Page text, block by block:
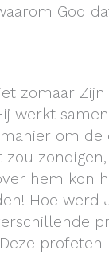
God
zomaar Zijn
werkt
om de
hem kon
Hoe werd